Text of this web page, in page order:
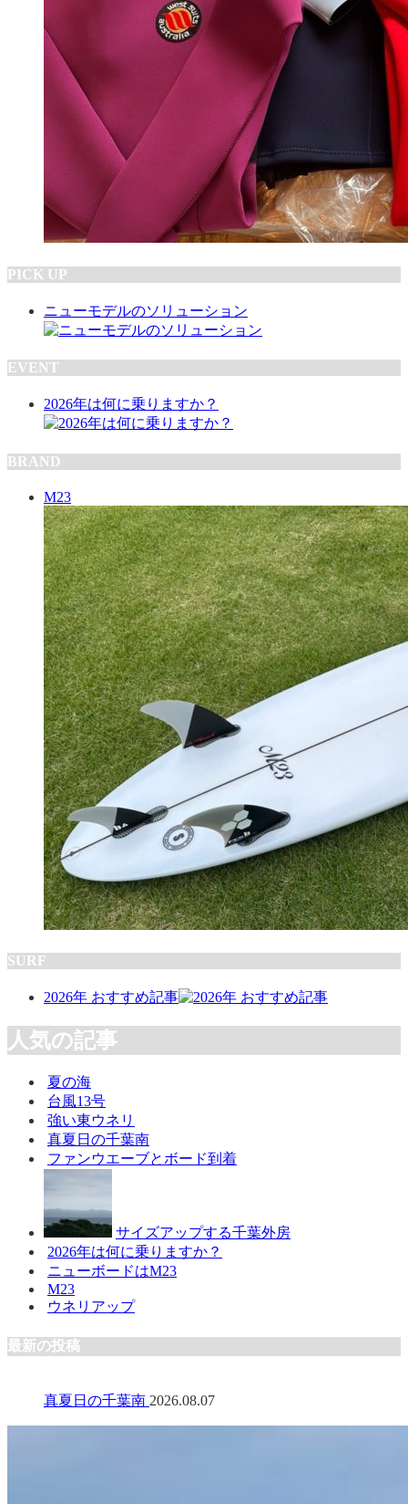
PICK UP
ニューモデルのソリューション
EVENT
2026年は何に乗りますか？
BRAND
M23
SURF
2026年 おすすめ記事
人気の記事
夏の海
台風13号
強い東ウネリ
真夏日の千葉南
ファンウエーブとボード到着
サイズアップする千葉外房
2026年は何に乗りますか？
ニューボードはM23
M23
ウネリアップ
最新の投稿
真夏日の千葉南 2026.08.07